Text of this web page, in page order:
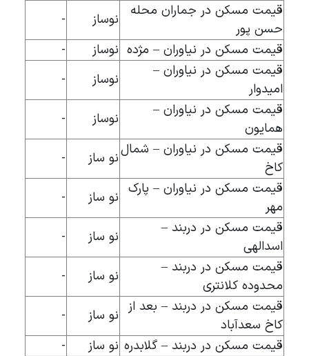
قیمت مسکن در جماران محله
حسن پور
نوساز
-
قیمت مسکن در نیاوران – مژده نوساز
-
قیمت مسکن در نیاوران –
امیدوار
نوساز
-
قیمت مسکن در نیاوران –
همایون
نوساز
-
قیمت مسکن در نیاوران – شمال
کاخ
نو ساز
-
قیمت مسکن در نیاوران – پارک
مهر
نو ساز
-
قیمت مسکن در دربند –
اسدالهی
نو ساز
-
قیمت مسکن در دربند –
محدوده کلانتری
نو ساز
-
قیمت مسکن در دربند – بعد از
کاخ سعدآباد
نو ساز
-
قیمت مسکن در دربند – گلابدره نو ساز
-